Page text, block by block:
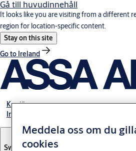
Gå till huvudinnehåll
It looks like you are visiting from a different
region for location-specific content.
Stay on this site
Go to Ireland
Karriär
Investerare
Sweden·Svenska
Meddela oss om du
cookies